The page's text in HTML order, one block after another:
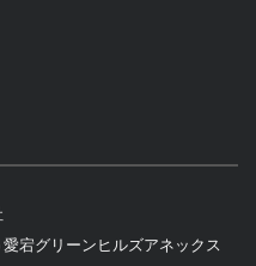
宕グリーンヒルズアネックス